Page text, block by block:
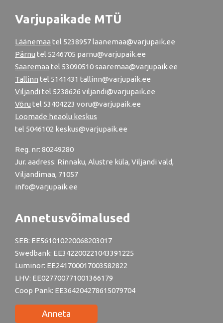
Varjupaikade MTÜ
Läänemaa tel 5238957 laanemaa@varjupaik.ee
Pärnu tel 5246705 parnu@varjupaik.ee
Saaremaa tel 53090510 saaremaa@varjupaik.ee
Tallinn tel 5141431 tallinn@varjupaik.ee
Viljandi tel 5238626 viljandi@varjupaik.ee
Võru tel 53404223 voru@varjupaik.ee
Loomade heaolu keskus
tel 5046102 keskus@varjupaik.ee
Reg. nr: 80249280
Jur. aadress: Rinnaku, Alustre küla, Viljandi vald,
Viljandimaa, 71057
info@varjupaik.ee
Annetusvõimalused
SEB: EE561010220068203017
Swedbank: EE342200221043391225
Luminor: EE241700017003582822
LHV: EE027700771001366179
Coop Pank: EE364204278615079704
Anneta